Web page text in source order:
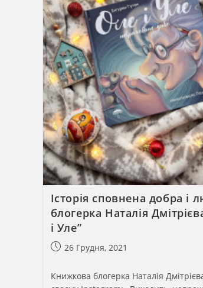
Історія сповнена добра і
блогерка Наталія
і Уле”
Запис26 Грудня, 2021
Книжкова блогерка Наталія